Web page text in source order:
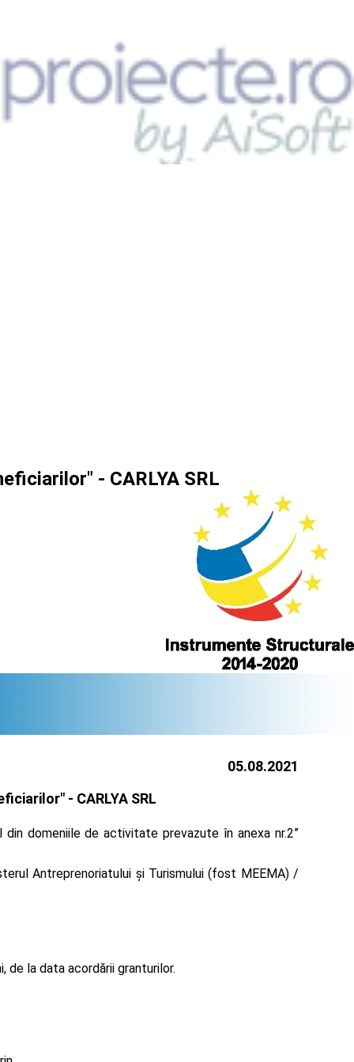
- CARLYA SRL
05.08.2021
- CARLYA SRL
domeniile de activitate prevazute în anexa nr.2”
Antreprenoriatului și Turismului (fost MEEMA) /
de la data acordării granturilor.